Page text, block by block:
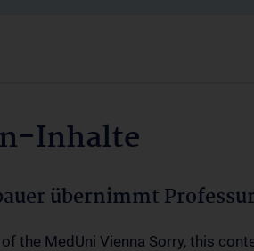
Inhalte
übernimmt
the MedUni Vienna Sorry, this